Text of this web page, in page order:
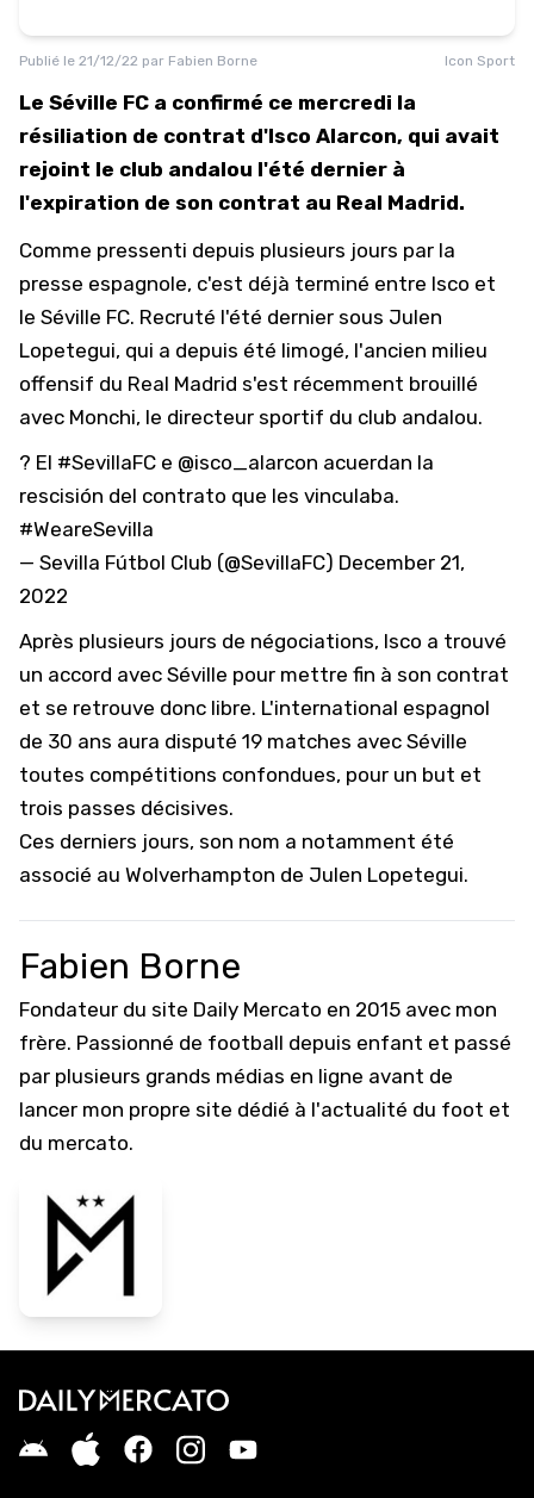
Publié le 21/12/22 par Fabien Borne Icon Sport
Le Séville FC a confirmé ce mercredi la
résiliation de contrat d'Isco Alarcon, qui avait
rejoint le club andalou l'été dernier à
l'expiration de son contrat au Real Madrid.
Comme pressenti depuis plusieurs jours par la
presse espagnole, c'est déjà terminé entre Isco et
le Séville FC. Recruté l'été dernier sous Julen
Lopetegui, qui a depuis été limogé, l'ancien milieu
offensif du Real Madrid s'est récemment brouillé
avec Monchi, le directeur sportif du club andalou.
? El #SevillaFC e @isco_alarcon acuerdan la
rescisión del contrato que les vinculaba.
#WeareSevilla
— Sevilla Fútbol Club (@SevillaFC) December 21,
2022
Après plusieurs jours de négociations, Isco a trouvé
un accord avec Séville pour mettre fin à son contrat
et se retrouve donc libre. L'international espagnol
de 30 ans aura disputé 19 matches avec Séville
toutes compétitions confondues, pour un but et
trois passes décisives.
Ces derniers jours, son nom a notamment été
associé au Wolverhampton de Julen Lopetegui.
Fabien Borne
Fondateur du site Daily Mercato en 2015 avec mon
frère. Passionné de football depuis enfant et passé
par plusieurs grands médias en ligne avant de
lancer mon propre site dédié à l'actualité du foot et
du mercato.